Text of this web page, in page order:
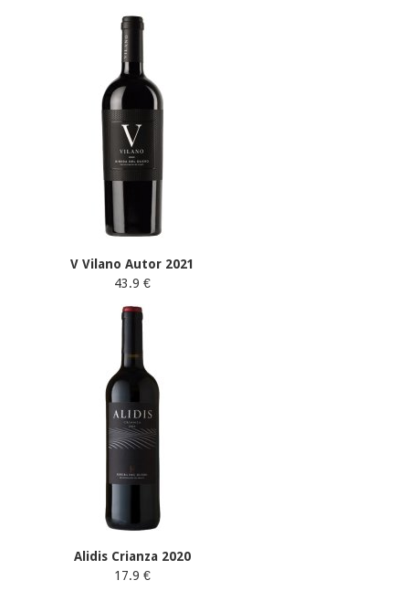
V Vilano Autor 2021
43.9 €
Alidis Crianza 2020
17.9 €